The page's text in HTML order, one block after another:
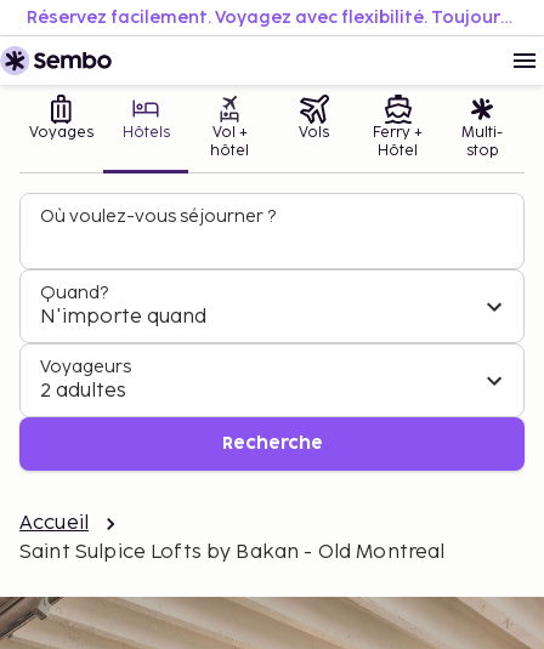
Réservez facilement. Voyagez avec flexibilité. Toujours au meilleur prix.
Voyages Hôtels
Vol +
hôtel
Vols
Ferry +
Hôtel
Multi-
stop
Où voulez-vous séjourner ?
Quand?
N'importe quand
Voyageurs
2 adultes
Recherche
Accueil
Saint Sulpice Lofts by Bakan - Old Montreal